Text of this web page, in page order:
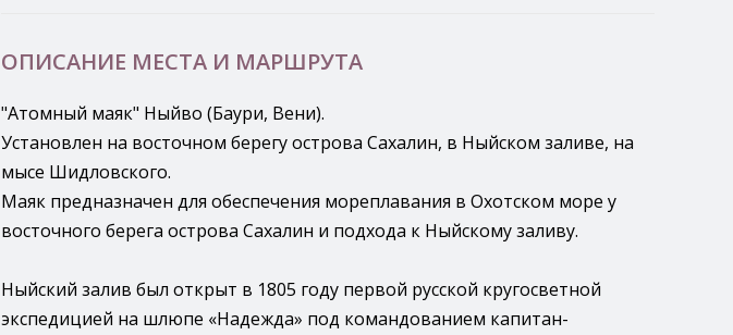
ОПИСАНИЕ МЕСТА И МАРШРУТА
"Атомный маяк" Ныйво (Баури, Вени).
Установлен на восточном берегу острова Сахалин, в Ныйском заливе, на
мысе Шидловского.
Маяк предназначен для обеспечения мореплавания в Охотском море у
восточного берега острова Сахалин и подхода к Ныйскому заливу.
Ныйский залив был открыт в 1805 году первой русской кругосветной
экспедицией на шлюпе «Надежда» под командованием капитан-